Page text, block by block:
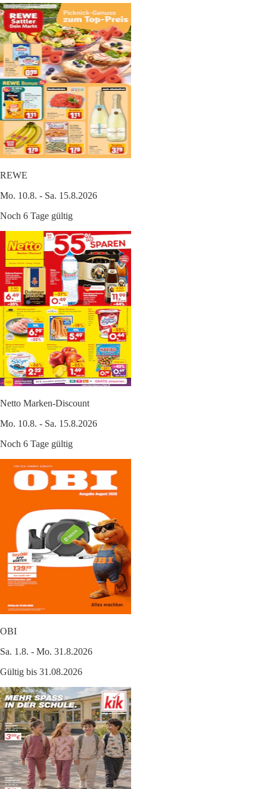
REWE
Mo. 10.8. - Sa. 15.8.2026
Noch 6 Tage gültig
Netto Marken-Discount
Mo. 10.8. - Sa. 15.8.2026
Noch 6 Tage gültig
OBI
Sa. 1.8. - Mo. 31.8.2026
Gültig bis 31.08.2026